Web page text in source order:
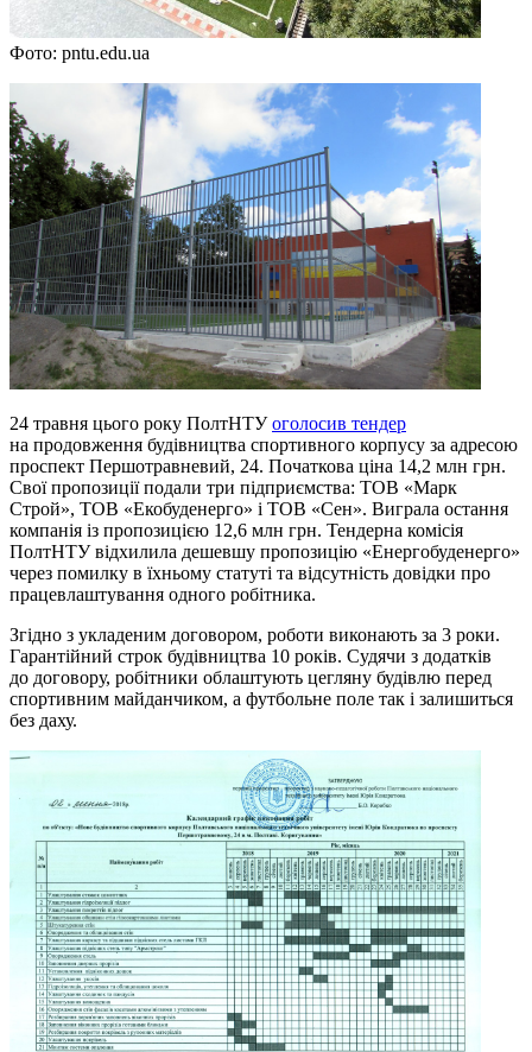
Фото: pntu.edu.ua
24 травня цього року ПолтНТУоголосив тендер
на продовження будівництва спортивного корпусу за адресою
проспект Першотравневий, 24. Початкова ціна 14,2 млн грн.
Свої пропозиції подали три підприємства: ТОВ «Марк
Строй», ТОВ «Екобуденерго» і ТОВ «Сен». Виграла остання
компанія із пропозицією 12,6 млн грн. Тендерна комісія
ПолтНТУ відхилила дешевшу пропозицію «Енергобуденерго»
через помилку в їхньому статуті та відсутність довідки про
працевлаштування одного робітника.
Згідно з укладеним договором, роботи виконають за 3 роки.
Гарантійний строк будівництва 10 років. Судячи з додатків
до договору, робітники облаштують цегляну будівлю перед
спортивним майданчиком, а футбольне поле так і залишиться
без даху.